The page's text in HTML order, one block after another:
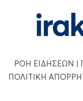
ΡΟΗ ΕΙΔΗΣΕΩΝ |
ΠΟΛΙΤΙΚΗ